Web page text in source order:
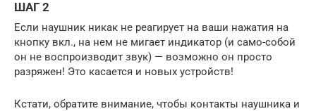
ШАГ 2
Если наушник никак не реагирует на ваши нажатия на
кнопку вкл., на нем не мигает индикатор (и само-собой
он не воспроизводит звук) — возможно он просто
разряжен! Это касается и новых устройств!
Кстати, обратите внимание, чтобы контакты наушника и